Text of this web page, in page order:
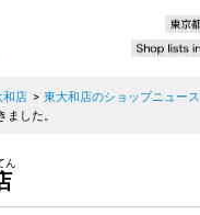
和店 > 東大和店のショップニュース
した。
ん